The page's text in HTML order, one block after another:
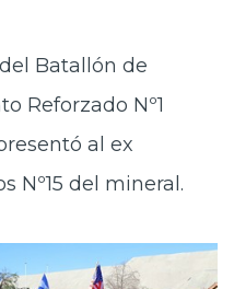
Batallón de
Reforzado Nº1
al ex
Nº15 del mineral.